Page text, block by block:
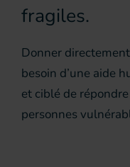
fragiles.
Donner
besoin d’une aide
et ciblé de
personnes